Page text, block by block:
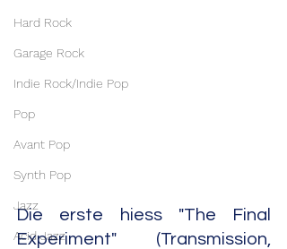
Hard Rock
Garage Rock
Indie Rock/Indie Pop
Pop
Avant Pop
Synth Pop
Jazz
Acid Jazz
Die erste hiess "The Final
Experiment" (Transmission,